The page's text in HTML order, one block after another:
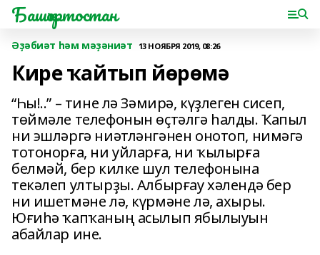
Башҡортостан
Әҙәбиәт һәм мәҙәниәт 13 НОЯБРЯ 2019, 08:26
Кире ҡайтып йөрөмә
“Һы!..” – тине лә Зәмирә, күҙ­леген сисеп,
төймәле телефонын өҫтәлгә һалды. Ҡапыл
ни эшләргә ниәтләнгәнен онотоп, нимәгә
тотонорға, ни уйларға, ни ҡылырға
белмәй, бер килке шул телефонына
текәлеп ултырҙы. Албырғау хәлендә бер
ни ишетмәне лә, күр­мәне лә, ахыры.
Юғиһә ҡапҡаның асылып ябылыуын
абайлар ине.